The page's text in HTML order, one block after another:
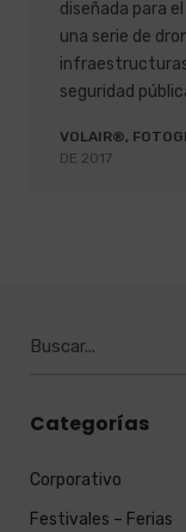
diseñada para
una serie de
seguridad
VOLAIR®,
DE 2017
Categorías
Corporativo
Festivales – Ferias